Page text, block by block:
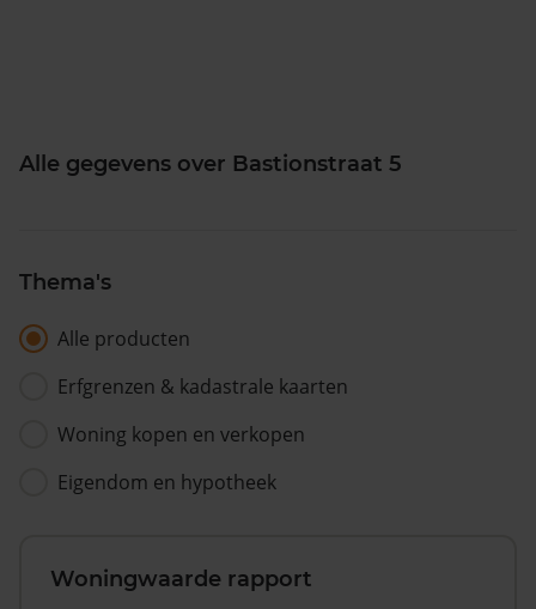
Alle gegevens over Bastionstraat 5
Thema's
Alle producten
Erfgrenzen & kadastrale kaarten
Woning kopen en verkopen
Eigendom en hypotheek
Woningwaarde rapport